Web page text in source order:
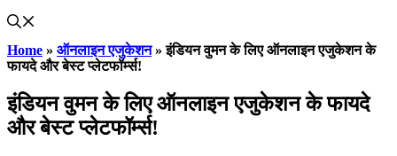
Home » ऑनलाइन एजुकेशन»इंडियन वुमन के लिए ऑनलाइन एजुकेशन के
फायदे और बेस्ट प्लेटफॉर्म्स!
इंडियन वुमन के लिए ऑनलाइन एजुकेशन के फायदे
और बेस्ट प्लेटफॉर्म्स!